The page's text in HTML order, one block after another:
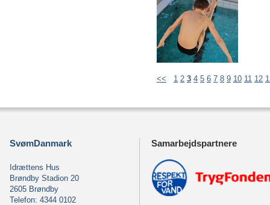
<< 1 2 3 4 5 6 7 8 9 10 11 12
SvømDanmark
Idrættens Hus
Brøndby Stadion 20
2605 Brøndby
Telefon: 4344 0102
Samarbejdspartnere